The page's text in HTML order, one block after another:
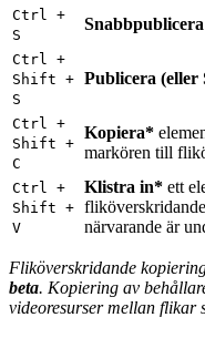
Ctrl +
S
Ctrl +
Shift +
S
Publicera (eller
Ctrl +
Shift +
C
Kopiera*
markören till
Ctrl +
Shift +
V
Klistra in* ett
närvarande är
Fliköverskridande
beta. Kopiering av
videoresurser mellan flikar